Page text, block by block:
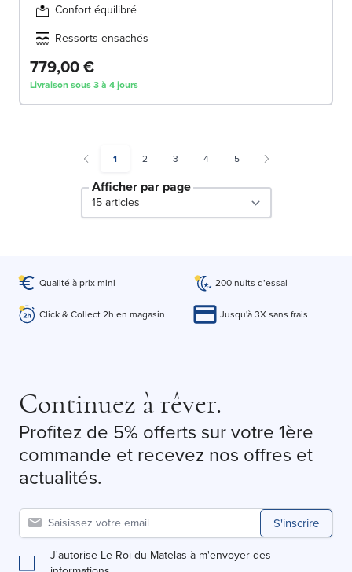
Confort équilibré
Ressorts ensachés
779,00 €
Livraison sous 3 à 4 jours
You're currently reading page
1 Page
2 Page
3 Page
4 Page
5
Afficher par page
Qualité à prix mini 200 nuits d’essai
Click & Collect 2h en magasin Jusqu'à 3X sans frais
Continuez à rêver.
Profitez de 5% offerts sur votre 1ère
commande et recevez nos offres et
actualités.
S'inscrire
J'autorise Le Roi du Matelas à m'envoyer des